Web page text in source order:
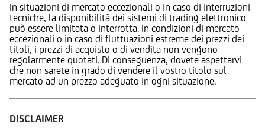
In situazioni di mercato eccezionali o in caso di interruzioni
tecniche, la disponibilità dei sistemi di trading elettronico
può essere limitata o interrotta. In condizioni di mercato
eccezionali o in caso di fluttuazioni estreme dei prezzi dei
titoli, i prezzi di acquisto o di vendita non vengono
regolarmente quotati. Di conseguenza, dovete aspettarvi
che non sarete in grado di vendere il vostro titolo sul
mercato ad un prezzo adeguato in ogni situazione.
DISCLAIMER